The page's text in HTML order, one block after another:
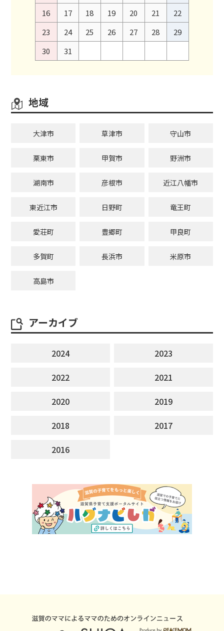
16
17 18 19 20 21
22
23
24 25 26 27 28
29
30
31
地域
大津市 草津市 守山市
栗東市 甲賀市 野洲市
湖南市 彦根市 近江八幡市
東近江市 日野町 竜王町
愛荘町 豊郷町 甲良町
多賀町 長浜市 米原市
高島市
アーカイブ
2024
2023
2022
2021
2020
2019
2018
2017
2016